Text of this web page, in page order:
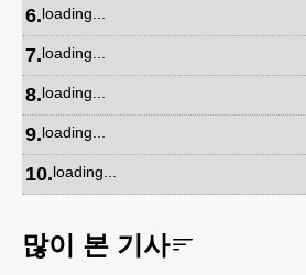
6.loading...
7.loading...
8.loading...
9.loading...
10.loading...
많이 본 기사